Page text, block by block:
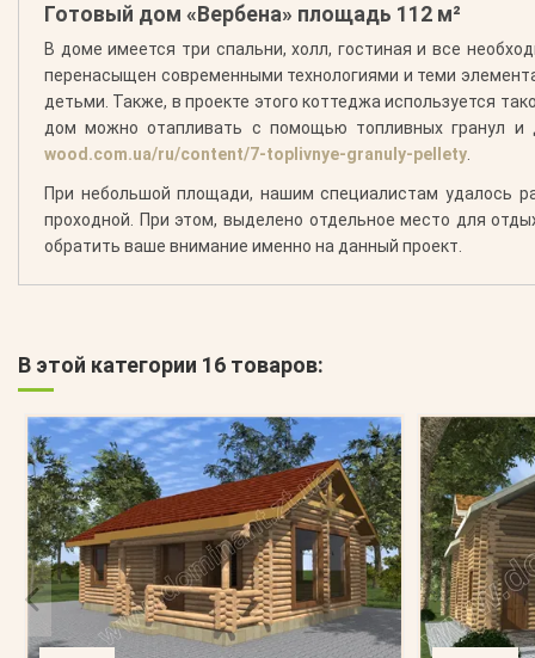
Готовый дом «Вербена» площадь 112 м²
В доме имеется три спальни, холл, гостиная и все
перенасыщен современными технологиями и теми
детьми. Также, в проекте этого коттеджа используется
дом можно отапливать с помощью топливных гранул
wood.com.ua/ru/content/7-toplivnye-granuly-pellety
При небольшой площади, нашим специалистам удалось
проходной. При этом, выделено отдельное место для
обратить ваше внимание именно на данный проект.
В этой категории 16 товаров: